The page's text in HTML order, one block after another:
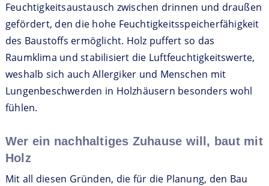
Feuchtigkeitsaustausch zwischen drinnen und draußen
gefördert, den die hohe Feuchtigkeitsspeicherfähigkeit
des Baustoffs ermöglicht. Holz puffert so das
Raumklima und stabilisiert die Luftfeuchtigkeitswerte,
weshalb sich auch Allergiker und Menschen mit
Lungenbeschwerden in Holzhäusern besonders wohl
fühlen.
Wer ein nachhaltiges Zuhause will, baut mit
Holz
Mit all diesen Gründen, die für die Planung, den Bau